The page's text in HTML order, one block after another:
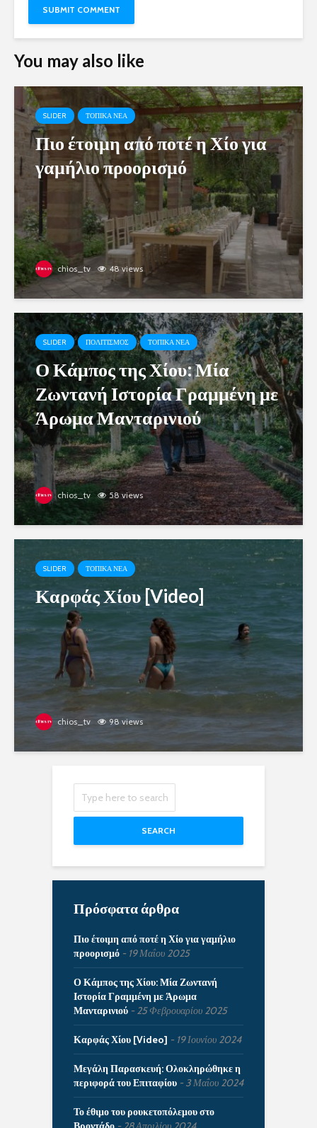
You may also like
SLIDER ΤΟΠΙΚΑ ΝΕΑ
Πιο έτοιμη από ποτέ η Χίο για
γαμήλιο προορισμό
chios_tv 48 views
SLIDER ΠΟΛΙΤΙΣΜΟΣ ΤΟΠΙΚΑ ΝΕΑ
Ο Κάμπος της Χίου: Μία
Ζωντανή Ιστορία Γραμμένη με
Άρωμα Μανταρινιού
chios_tv 58 views
SLIDER ΤΟΠΙΚΑ ΝΕΑ
Καρφάς Χίου [Video]
chios_tv 98 views
SEARCH
Πρόσφατα άρθρα
Πιο έτοιμη από ποτέ η Χίο για γαμήλιο
προορισμό
19 Μαΐου 2025
Ο Κάμπος της Χίου: Μία Ζωντανή
Ιστορία Γραμμένη με Άρωμα
Μανταρινιού
25 Φεβρουαρίου 2025
Καρφάς Χίου [Video] 19 Ιουνίου 2024
Μεγάλη Παρασκευή: Ολοκληρώθηκε η
περιφορά του Επιταφίου
3 Μαΐου 2024
Το έθιμο του ρουκετοπόλεμου στο